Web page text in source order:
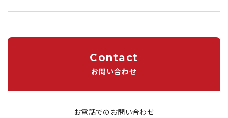
Contact
お問い合わせ
お電話でのお問い合わせ